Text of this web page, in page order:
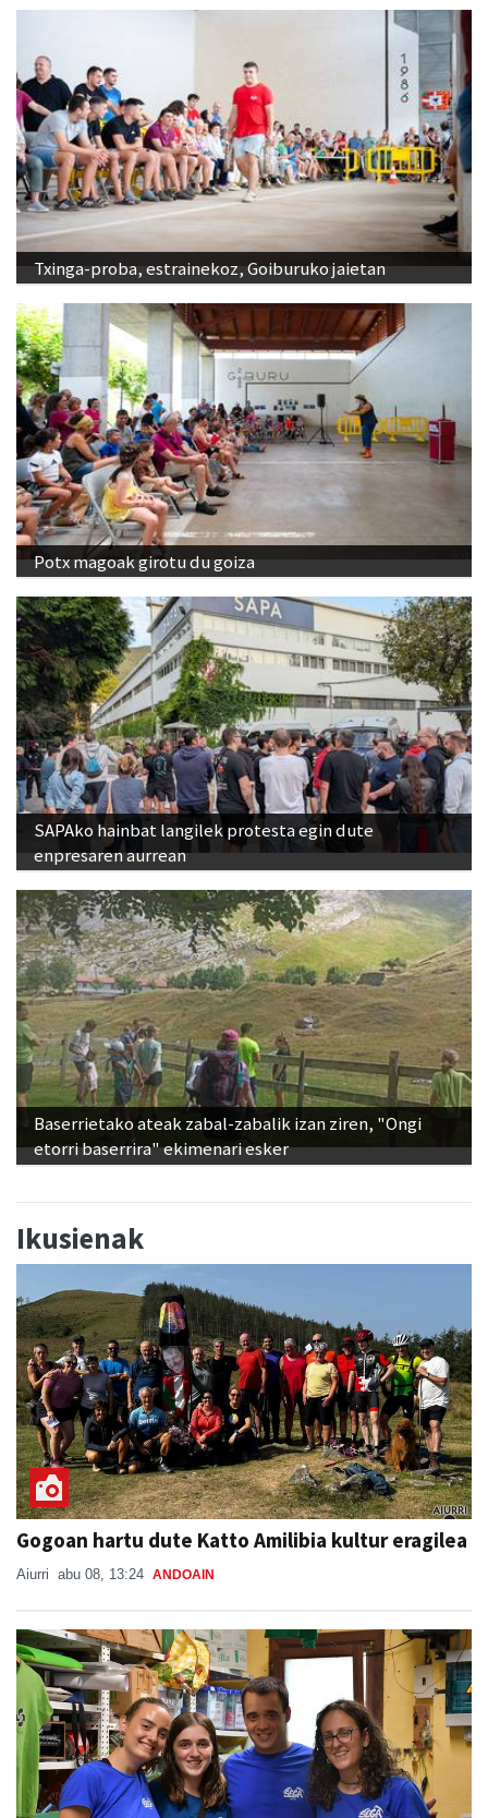
Txinga-proba, estrainekoz, Goiburuko jaietan
Potx magoak girotu du goiza
SAPAko hainbat langilek protesta egin dute
enpresaren aurrean
Baserrietako ateak zabal-zabalik izan ziren, "Ongi
etorri baserrira" ekimenari esker
Ikusienak
Gogoan hartu dute Katto Amilibia kultur eragilea
Aiurri abu 08, 13:24 ANDOAIN